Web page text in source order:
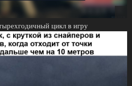
цикл в игру